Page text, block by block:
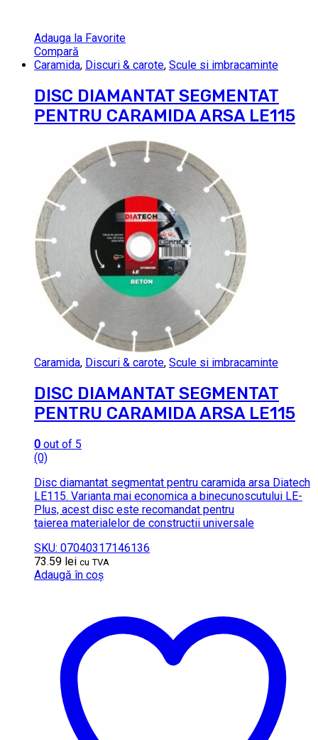
Adauga la Favorite
Compară
Caramida, Discuri & carote, Scule si imbracaminte
DISC DIAMANTAT SEGMENTAT
PENTRU CARAMIDA ARSA LE115
Caramida, Discuri & carote, Scule si imbracaminte
DISC DIAMANTAT SEGMENTAT
PENTRU CARAMIDA ARSA LE115
0 out of 5
(0)
Disc diamantat segmentat pentru caramida arsa Diatech
LE115. Varianta mai economica a binecunoscutului LE-
Plus, acest disc este recomandat pentru
taierea materialelor de constructii universale
SKU: 07040317146136
73.59 lei cu TVA
Adaugă în coș